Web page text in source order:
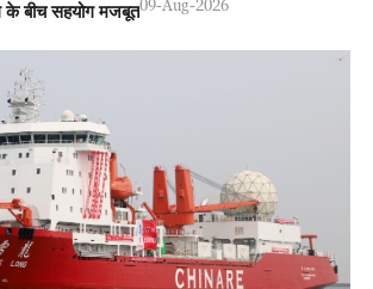
के बीच सहयोग मजबूत09-Aug-2026